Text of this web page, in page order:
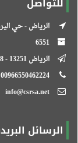
الرياض - حي
الرياض 13251 - 2648
الرسائل